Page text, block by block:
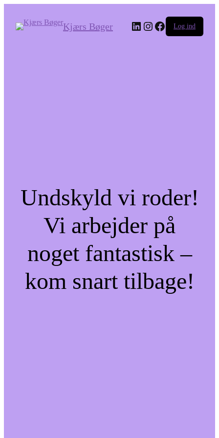
Kjærs Bøger LinkedIn
Instagram
Facebook
Log ind
Undskyld vi roder!
Vi arbejder på
noget fantastisk –
kom snart tilbage!